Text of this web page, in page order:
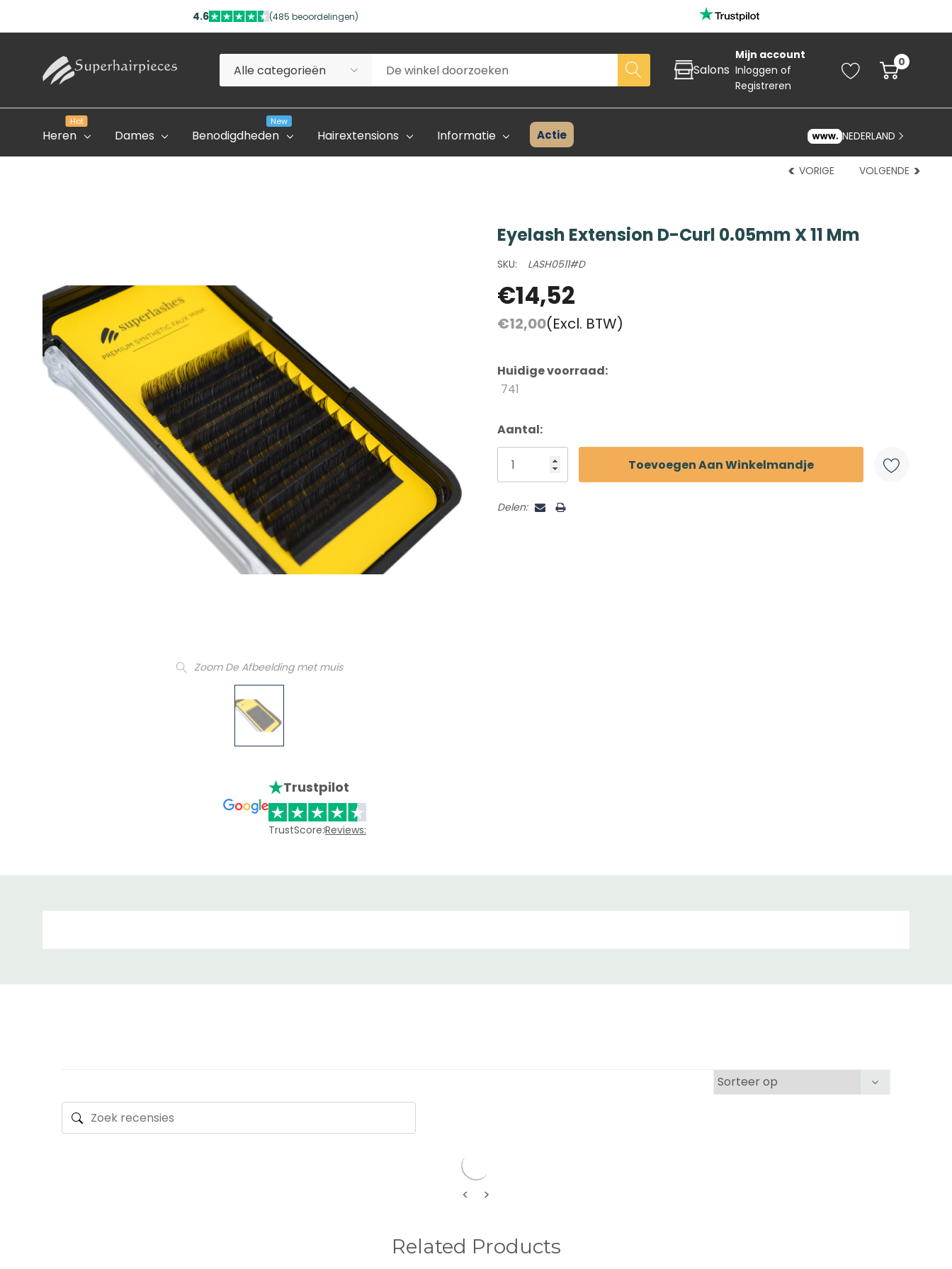
4.6 (485 beoordelingen)
Alle
categorieën
Zoeken Salons
Mijn account
Inloggenof
Registreren
0
Heren
Hot
Dames Benodigdheden
New
Hairextensions Informatie
Professioneel Account
Aanvraagformulier
Beoordelingen En Getuigenissen
Verzending En Retourneren
Kleurenkaart
Actie NEDERLAND
Zoom De Afbeelding met muis
Trustpilot
TrustScore:Reviews:
VORIGE VOLGENDE
Eyelash Extension D-Curl 0.05mm X 11 Mm
SKU: LASH0511#D
€14,52
€12,00(Excl. BTW)
Huidige voorraad:
741
Aantal:
Delen:
< >
Related Products